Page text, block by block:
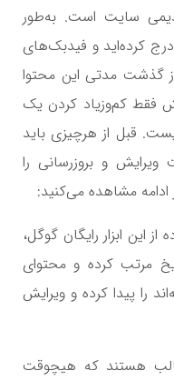
سایت است. به‌طور
کرده‌اید و فیدبک‌های
از گذشت مدتی این محتوا
فقط کم‌وزیاد کردن یک
قبل از هرچیزی باید
و بروزرسانی را
مشاهده می‌کنید:
از این ابزار رایگان گوگل،
مرتب کرده و محتوای
را پیدا کرده و ویرایش
هستند که هیچوقت